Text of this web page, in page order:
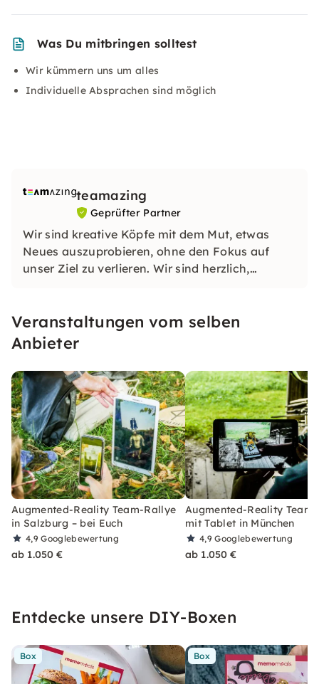
Was Du mitbringen solltest
Wir kümmern uns um alles
Individuelle Absprachen sind möglich
teamazing
Geprüfter Partner
Wir sind kreative Köpfe mit dem Mut, etwas
Neues auszuprobieren, ohne den Fokus auf
unser Ziel zu verlieren. Wir sind herzlich,
Veranstaltungen vom selben
Anbieter
Augmented-Reality Team-Rallye
in Salzburg – bei Euch
4,9Googlebewertung
ab 1.050 €
Augmented-Reality
mit Tablet in München
4,9Googlebewertung
ab 1.050 €
Entdecke unsere DIY-Boxen
Box Box